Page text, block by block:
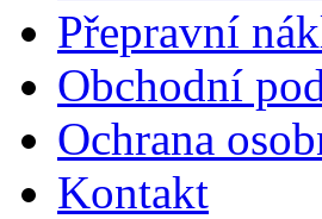
Přepravní
Obchodní
Ochrana
Kontakt